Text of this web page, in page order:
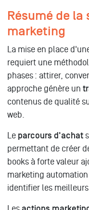
Résumé de
marketing
La mise en place
requiert une
phases : attirer,
approche génère un
contenus de qualité
web.
Le parcours d'achat
permettant de créer
books à forte valeur
marketing
identifier les meilleurs